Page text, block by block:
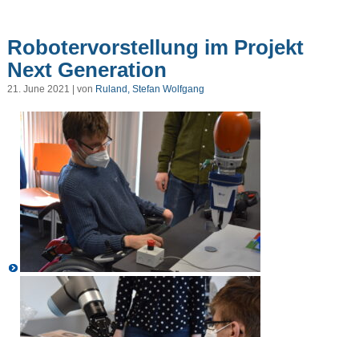
Robotervorstellung im Projekt
Next Generation
21. June 2021 | von Ruland, Stefan Wolfgang